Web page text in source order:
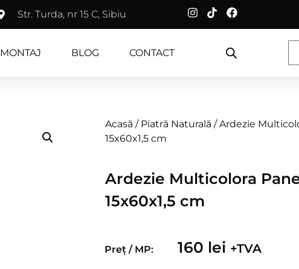
Str. Turda, nr 15 C, Sibiu
MONTAJ BLOG CONTACT
Acasă / Piatră Naturală / Ardezie
15x60x1,5 cm
Ardezie Multicolora
15x60x1,5 cm
Preț / MP: 160 lei +TVA